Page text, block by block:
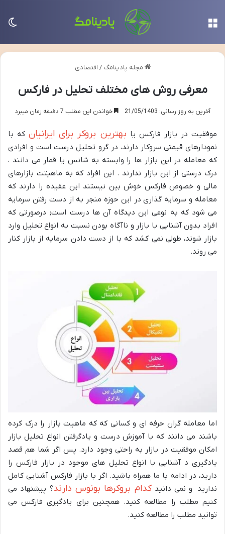
مجله پادینامگ / اقتصادی
معرفی روش های مختلف تحلیل در فارکس
آخرین به روز رسانی: 21/05/1403 خواندن این مطلب 7 دقیقه زمان میبرد
موفقیت در بازار فارکس یا بهترین بروکر برای ایرانیانکه با
نمودارهای قیمتی سروکار دارند، در گرو تحلیل درست است و افرادی
که معامله در این بازار ها را وابسته به شانس یا قمار می دانند ،
درک درستی از این بازار ندارند . این افراد که به ماهیتت بازارهای
مالی و خصوص فارکس خوش بین نیستند این عقیده را دارند که
معامله و سرمایه گذاری در این حوزه منجر به از دست رفتن سرمایه
می شود که به نوعی این دیدگاه آن ها درست است; درصورتی که
افراد بدون آشنایی با بازار و ناآگاه بودن نسبت به انواع تحلیل وارد
بازار شوند، طولی نمی کشد که با از دست دادن سرمایه از بازار کنار
می روند.
اما معامله گران حرفه ای و کسانی که که ماهیت بازار را درک کرده
باشند می دانند که با آموزش درست و یادگرفتن انواع تحلیل بازار
امکان موفقیت در بازار به راحتی وجود دارد. پس اگر شما هم قصد
یادگیری د آشنایی با انواع تحلیل های موجود در بازار فارکس را
دارید، در ادامه با ما همراه باشید. اگر با بازار فارکس آشنایی کامل
ندارید و نمی دانیدکدام بروکرها بونوس دارند؟ پیشنهاد می
کنیم مطلب را مطالعه کنید. همچنین برای یادگیری فارکس می
توانید مطلب را مطالعه کنید.